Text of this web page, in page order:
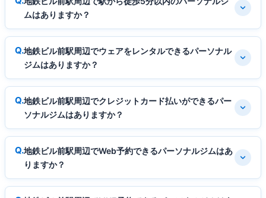
ムはありますか？
地鉄ビル前駅周辺でウェアをレンタルできるパーソナル
ジムはありますか？
地鉄ビル前駅周辺でクレジットカード払いができるパー
ソナルジムはありますか？
地鉄ビル前駅周辺でWeb予約できるパーソナルジムはあ
りますか？